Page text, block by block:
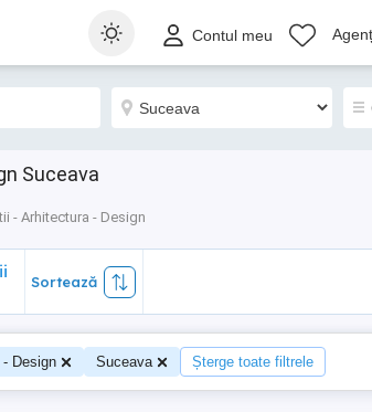
Contul meu
Suceava
- Arhitectura - Design
Sortează
Design Suceava Șterge toate filtrele